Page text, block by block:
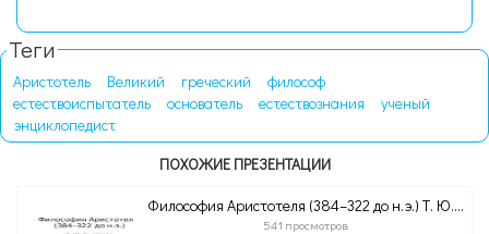
Теги
Аристотель Великий греческий
философ
естествоиспытатель
основатель естествознания
ученый
энциклопедист
ПОХОЖИЕ ПРЕЗЕНТАЦИИ
Философия Аристотеля (384–322 до н.э.) Т. Ю....
541 просмотров